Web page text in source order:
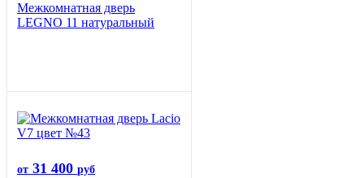
Межкомнатная дверь
LEGNO 11 натуральный
от 31 400 руб